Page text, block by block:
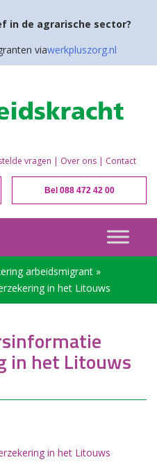
in de agrarische sector?
viawerkpluszorg.nl
vragen | Over ons | Contact
Bel 088 472 42 00
arbeidsmigrant »
in het Litouws
in het Litouws
in het Litouws